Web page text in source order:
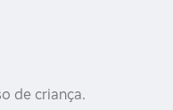
de criança.